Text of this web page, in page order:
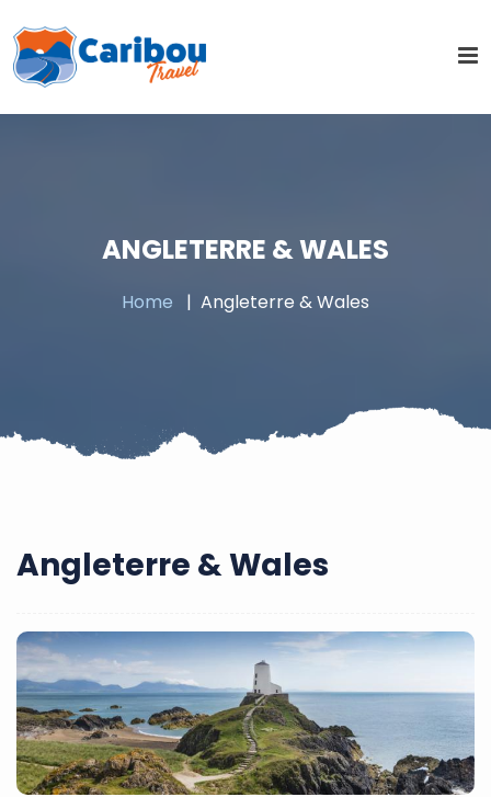
ANGLETERRE & WALES
Home Angleterre & Wales
Angleterre & Wales